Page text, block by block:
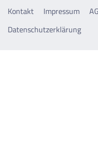
Kontakt Impressum
Datenschutzerklärung